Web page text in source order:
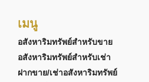
เมนู
อสังหาริมทรัพย์สำหรับขาย
อสังหาริมทรัพย์สำหรับเช่า
ฝากขาย/เช่าอสังหาริมทรัพย์